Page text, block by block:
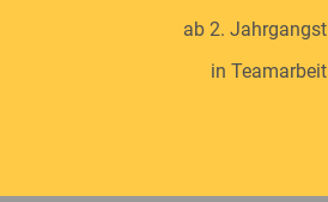
ab 2.
in Teamarbeit